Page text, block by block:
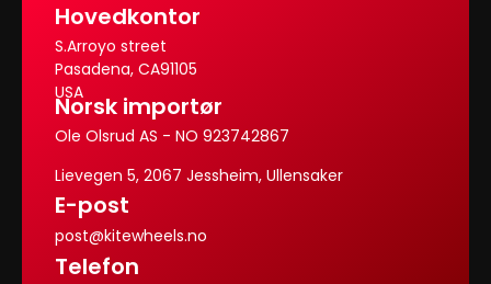
Hovedkontor
S.Arroyo street
Pasadena, CA91105
USA
Norsk importør
Ole Olsrud AS - NO 923742867
Lievegen 5, 2067 Jessheim, Ullensaker
E-post
post@kitewheels.no
Telefon